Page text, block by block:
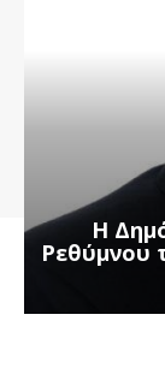
Η
Ρεθύμνου